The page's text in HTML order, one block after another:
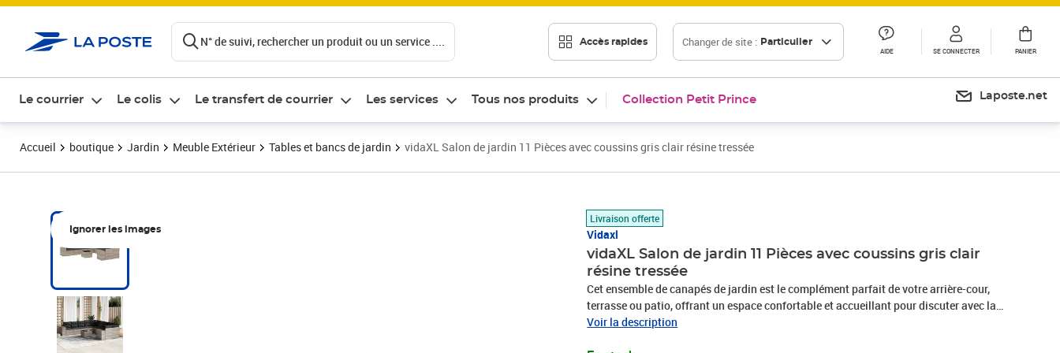
N° de suivi, rechercher un produit ou un service .... Accès rapides Changer de site : Particulier
AIDE SE CONNECTER PANIER
Le courrier Le colis Le transfert de courrier Les services Tous nos produits Collection Petit Prince Laposte.net
Accueil boutique Jardin Meuble Extérieur Tables et bancs de jardin vidaXL Salon de jardin 11 Pièces avec coussins gris clair résine tressée
Ignorer les images
Livraison offerte
Vidaxl
vidaXL Salon de jardin 11 Pièces avec coussins gris clair
résine tressée
Cet ensemble de canapés de jardin est le complément parfait de votre arrière-cour,
terrasse ou patio, offrant un espace confortable et accueillant pour discuter avec la
famille et les amis ou simplement se détendre et profiter de l'extérieur. Matériau
Voir la description
Prix 615,89€